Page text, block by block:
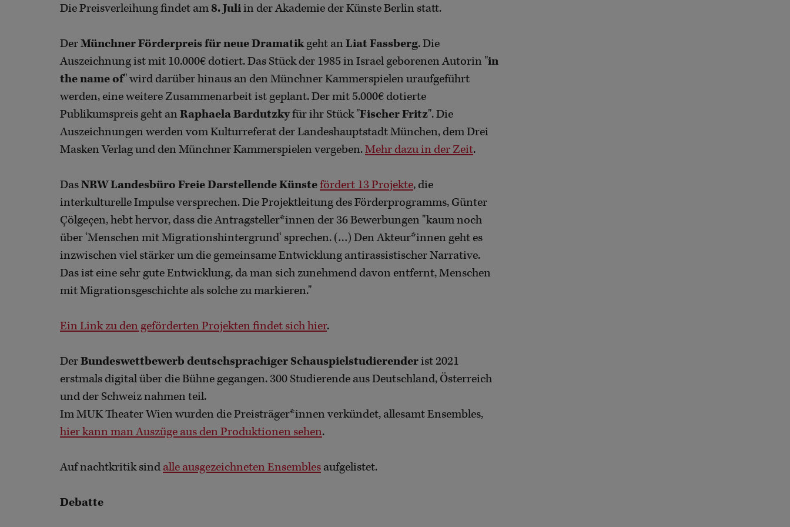
Die Preisverleihung findet am 8. Juliin der Akademie der Künste Berlin statt.
DerMünchner Förderpreis für neue Dramatikgeht an Liat Fassberg. Die
Auszeichnung ist mit 10.000€ dotiert. Das Stück der 1985 in Israel geborenen Autorin "in
the name of" wird darüber hinaus an den Münchner Kammerspielen uraufgeführt
werden, eine weitere Zusammenarbeit ist geplant. Der mit 5.000€ dotierte
Publikumspreis geht an Raphaela Bardutzkyfür ihr Stück "Fischer Fritz". Die
Auszeichnungen werden vom Kulturreferat der Landeshauptstadt München, dem Drei
Masken Verlag und den Münchner Kammerspielen vergeben.Mehr dazu in der Zeit.
DasNRW Landesbüro Freie Darstellende Künstefördert 13 Projekte, die
interkulturelle Impulse versprechen. Die Projektleitung des Förderprogramms, Günter
Çölgeçen, hebt hervor, dass die Antragsteller*innen der 36 Bewerbungen "kaum noch
über ‘Menschen mit Migrationshintergrund‘ sprechen. (…) Den Akteur*innen geht es
inzwischen viel stärker um die gemeinsame Entwicklung antirassistischer Narrative.
Das ist eine sehr gute Entwicklung, da man sich zunehmend davon entfernt, Menschen
mit Migrationsgeschichte als solche zu markieren."
Ein Link zu den geförderten Projekten findet sich hier.
DerBundeswettbewerb deutschsprachiger Schauspielstudierenderist 2021
erstmals digital über die Bühne gegangen. 300 Studierende aus Deutschland, Österreich
und der Schweiz nahmen teil.
Im MUK Theater Wien wurden die Preisträger*innen verkündet, allesamt Ensembles,
hier kann man Auszüge aus den Produktionen sehen.
Auf nachtkritik sind alle ausgezeichneten Ensembles aufgelistet.
Debatte